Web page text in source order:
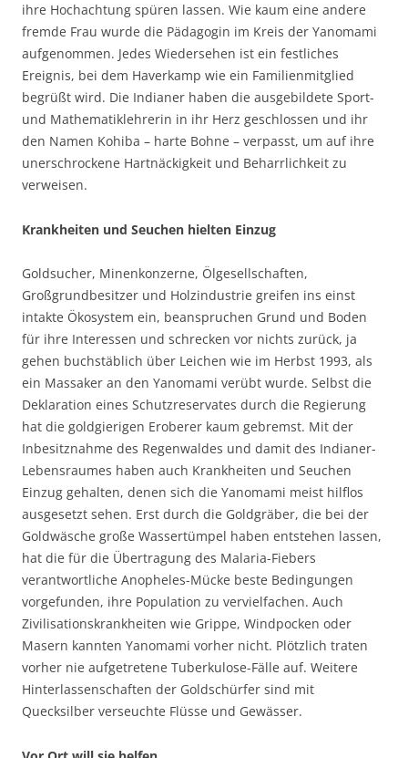
ihre Hochachtung spüren lassen. Wie kaum eine andere
fremde Frau wurde die Pädagogin im Kreis der Yanomami
aufgenommen. Jedes Wiedersehen ist ein festliches
Ereignis, bei dem Haverkamp wie ein Familienmitglied
begrüßt wird. Die Indianer haben die ausgebildete Sport-
und Mathematiklehrerin in ihr Herz geschlossen und ihr
den Namen Kohiba – harte Bohne – verpasst, um auf ihre
unerschrockene Hartnäckigkeit und Beharrlichkeit zu
verweisen.
Krankheiten und Seuchen hielten Einzug
Goldsucher, Minenkonzerne, Ölgesellschaften,
Großgrundbesitzer und Holzindustrie greifen ins einst
intakte Ökosystem ein, beanspruchen Grund und Boden
für ihre Interessen und schrecken vor nichts zurück, ja
gehen buchstäblich über Leichen wie im Herbst 1993, als
ein Massaker an den Yanomami verübt wurde. Selbst die
Deklaration eines Schutzreservates durch die Regierung
hat die goldgierigen Eroberer kaum gebremst. Mit der
Inbesitznahme des Regenwaldes und damit des Indianer-
Lebensraumes haben auch Krankheiten und Seuchen
Einzug gehalten, denen sich die Yanomami meist hilflos
ausgesetzt sehen. Erst durch die Goldgräber, die bei der
Goldwäsche große Wassertümpel haben entstehen lassen,
hat die für die Übertragung des Malaria-Fiebers
verantwortliche Anopheles-Mücke beste Bedingungen
vorgefunden, ihre Population zu vervielfachen. Auch
Zivilisationskrankheiten wie Grippe, Windpocken oder
Masern kannten Yanomami vorher nicht. Plötzlich traten
vorher nie aufgetretene Tuberkulose-Fälle auf. Weitere
Hinterlassenschaften der Goldschürfer sind mit
Quecksilber verseuchte Flüsse und Gewässer.